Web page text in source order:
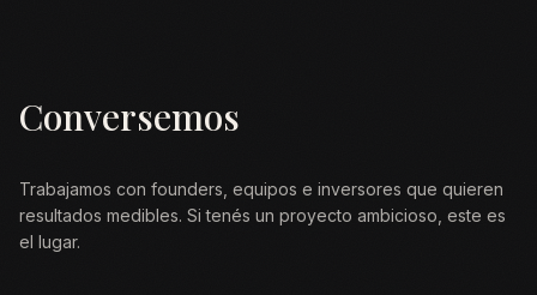
Conversemos
Trabajamos con founders, equipos e inversores que quieren
resultados medibles. Si tenés un proyecto ambicioso, este es
el lugar.